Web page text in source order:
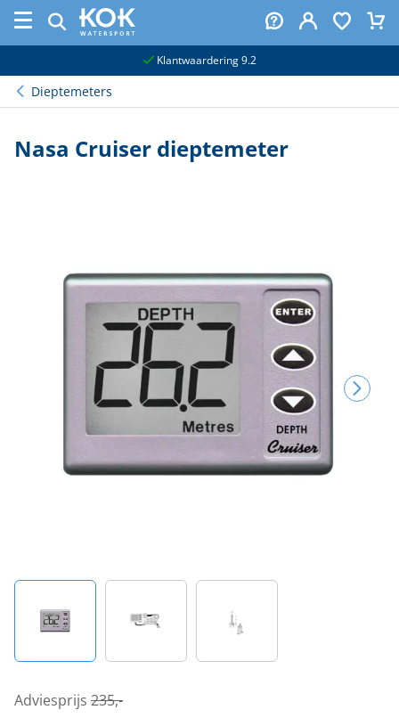
Klantwaardering 9.2
Dieptemeters
Nasa Cruiser dieptemeter
Adviesprijs 235,-